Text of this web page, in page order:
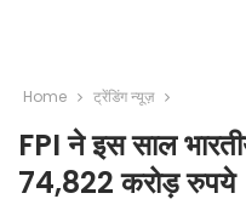
Home ट्रेंडिंग न्यूज़
FPI ने इस साल
74,822 करोड़ रुपये